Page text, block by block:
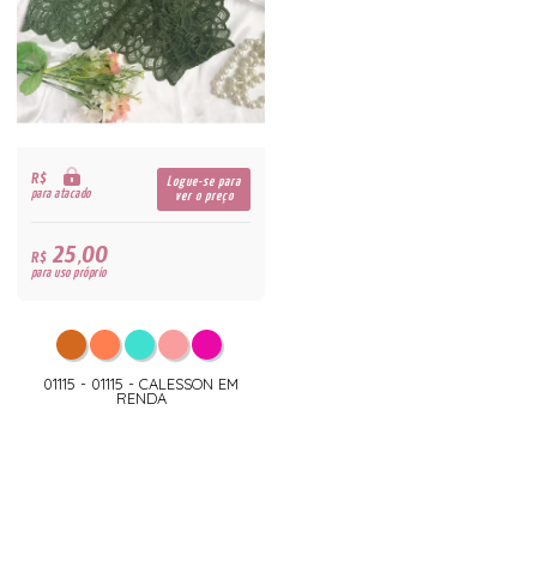
R$
para atacado
Logue-se para
ver o preço
R$25,00
para uso próprio
01115 - 01115 - CALESSON EM
RENDA